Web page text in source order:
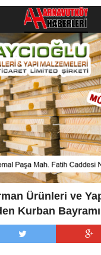
Ürünleri ve
Kurban Bayramı